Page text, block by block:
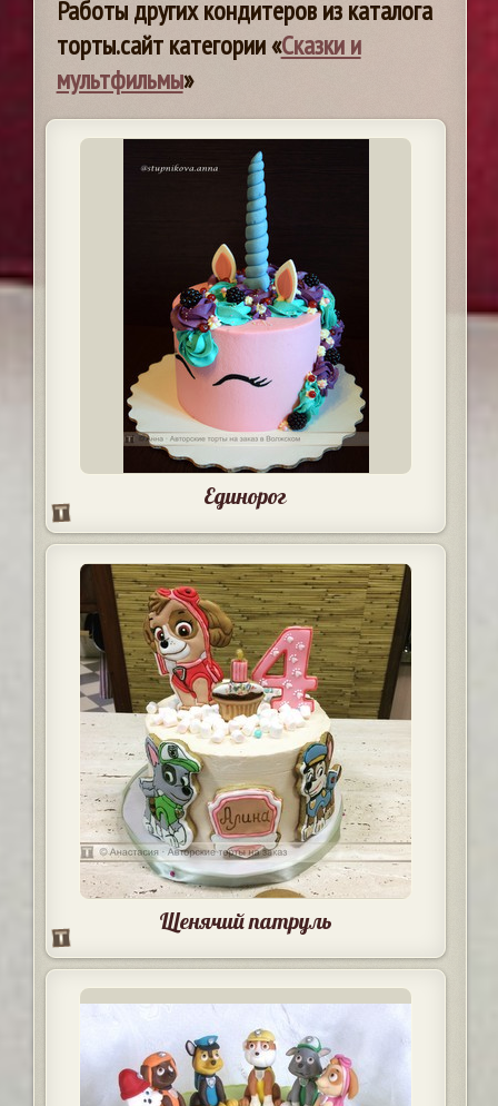
Работы других кондитеров из каталога
торты.сайт категории «Сказки и
мультфильмы»
Единорог
Щенячий патруль